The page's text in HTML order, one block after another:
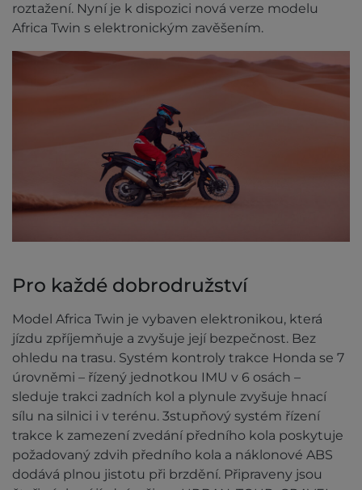
roztažení. Nyní je k dispozici nová verze modelu
Africa Twin s elektronickým zavěšením.
Pro každé dobrodružství
Model Africa Twin je vybaven elektronikou, která
jízdu zpříjemňuje a zvyšuje její bezpečnost. Bez
ohledu na trasu. Systém kontroly trakce Honda se 7
úrovněmi – řízený jednotkou IMU v 6 osách –
sleduje trakci zadních kol a plynule zvyšuje hnací
sílu na silnici i v terénu. 3stupňový systém řízení
trakce k zamezení zvedání předního kola poskytuje
požadovaný zdvih předního kola a náklonové ABS
dodává plnou jistotu při brzdění. Připraveny jsou